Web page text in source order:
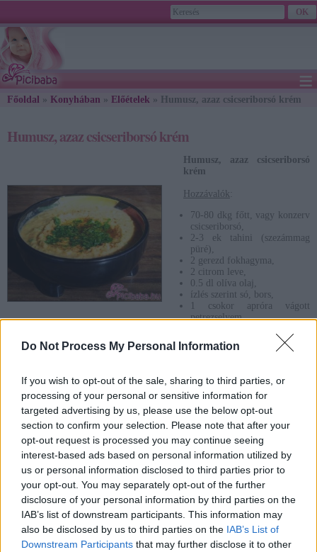
Do Not Process My Personal Information
If you wish to opt-out of the sale, sharing to third parties, or
processing of your personal or sensitive information for
targeted advertising by us, please use the below opt-out
section to confirm your selection. Please note that after your
opt-out request is processed you may continue seeing
interest-based ads based on personal information utilized by
us or personal information disclosed to third parties prior to
your opt-out. You may separately opt-out of the further
disclosure of your personal information by third parties on the
IAB’s list of downstream participants. This information may
also be disclosed by us to third parties on the IAB’s List of
Downstream Participants that may further disclose it to other
≡
Főoldal » Konyhában » Előételek » Humusz, azaz csicseriborsó krém
2026. August 06., Thursday - Berta, Bettina napja
Humusz, azaz csicseriborsó krém
Humusz, azaz csicseriborsó
krém
Hozzávalók
70-80 dkg főtt, vagy konzerv
csicseriborsó,
2-3 ek tahini (szezámmag
püré),
2 gerezd fokhagyma,
2 citrom leve,
0.5 dl olíva olaj,
ízlés szerint só, bors,
1 csokor apróra vágott
petrezselyem.
Az elkészítés menete:
puhára főni, ez kb. 1-1,5 óra.
Ha elkészült, leszűröm a csicseriborsót és a fokhagymával robotgép
segítségével összedolgozom, majd szépen belefacsarom a citromok levét,
beleöntöm az olajat és hozzáadom a tahinit, sózom, borsozom, és jól
összepürésítem az egészet.
Ha túl sűrű lenne a pép, a csicseriborsó főzőlevével hígíthatok rajta, később
ez úgyis össze fog állni.
Hűtőbe teszem pár órára.
Tálalásnál egy nagy tálban kínálom, tetejére friss petrezselymet szórva.
Pirítóssal vagy pitával tálalom.
Sokan nem tudják, de a csicseriborsó fogyasztása nagyon egészséges, mivel
tele van magnéziummal és kalciummal.